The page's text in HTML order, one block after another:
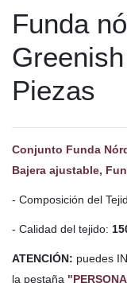
Funda
Piezas
Conjunto Funda
Bajera ajustable,
- Composición del
- Calidad del tejido:
ATENCIÓN: puedes
la pestaña